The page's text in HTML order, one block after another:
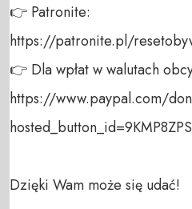
👉 Patronite:
https://patronite.pl/
👉 Dla wpłat w walutach
https://www.paypal.com/
Dzięki Wam może się udać!